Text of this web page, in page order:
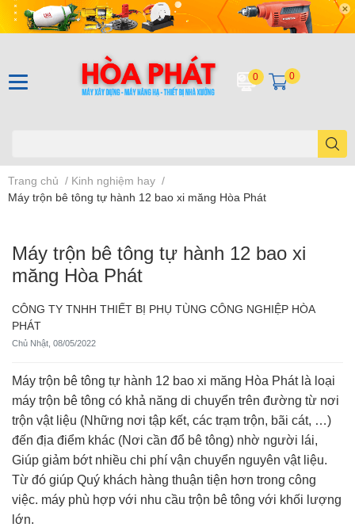
0 0
Trang chủ / Kinh nghiệm hay /
Máy trộn bê tông tự hành 12 bao xi măng Hòa Phát
Máy trộn bê tông tự hành 12 bao xi
măng Hòa Phát
CÔNG TY TNHH THIẾT BỊ PHỤ TÙNG CÔNG NGHIỆP HÒA
PHÁT
Chủ Nhật, 08/05/2022
Máy trộn bê tông tự hành 12 bao xi măng Hòa Phát là loại
máy trộn bê tông có khả năng di chuyển trên đường từ nơi
trộn vật liệu (Những nơi tập kết, các trạm trộn, bãi cát, …)
đến địa điểm khác (Nơi cần đổ bê tông) nhờ người lái,
Giúp giảm bớt nhiều chi phí vận chuyển nguyên vật liệu.
Từ đó giúp Quý khách hàng thuận tiện hơn trong công
việc. máy phù hợp với nhu cầu trộn bê tông với khối lượng
lớn.